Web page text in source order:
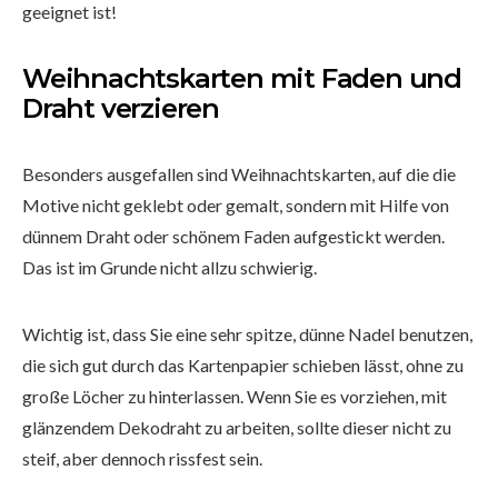
geeignet ist!
Weihnachtskarten mit Faden und
Draht verzieren
Besonders ausgefallen sind Weihnachtskarten, auf die die
Motive nicht geklebt oder gemalt, sondern mit Hilfe von
dünnem Draht oder schönem Faden aufgestickt werden.
Das ist im Grunde nicht allzu schwierig.
Wichtig ist, dass Sie eine sehr spitze, dünne Nadel benutzen,
die sich gut durch das Kartenpapier schieben lässt, ohne zu
große Löcher zu hinterlassen. Wenn Sie es vorziehen, mit
glänzendem Dekodraht zu arbeiten, sollte dieser nicht zu
steif, aber dennoch rissfest sein.